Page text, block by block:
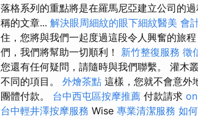
落格系列的重點將是在羅馬尼亞建立公司的
稱的文章... 解決眼周細紋的眼下細紋醫美 會
住，您將與我們一起度過這段令人興奮的旅程
們，我們將幫助一切順利！ 新竹整復服務 徵
您還有任何疑問，請隨時與我們聯繫。 灌木
不同的項目。 外燴茶點 這樣，您就不會意外
團體付款。 台中西屯區按摩推薦 付款請求
台中輕井澤按摩服務 Wise 專業清潔服務 如